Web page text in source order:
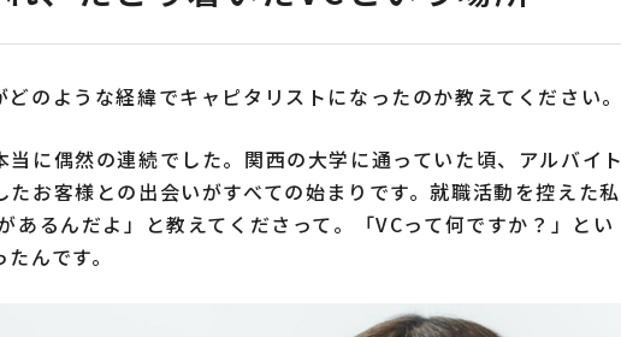
のような経緯でキャピタリストになったのか教えてください。
当に偶然の連続でした。関西の大学に通っていた頃、アルバイト
たお客様との出会いがすべての始まりです。就職活動を控えた私
あるんだよ」と教えてくださって。「VCって何ですか？」とい
んです。